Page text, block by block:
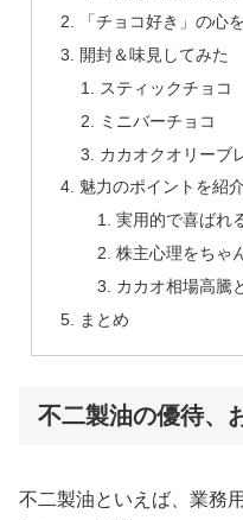
「チョコ好き」の心
開封＆味見してみた
スティックチョコ
ミニバーチョコ
カカオクオリーブ
魅力のポイントを紹介
実用的で喜ばれ
株主心理をちゃ
カカオ相場高騰
まとめ
不二製油の優待、
不二製油といえば、業務